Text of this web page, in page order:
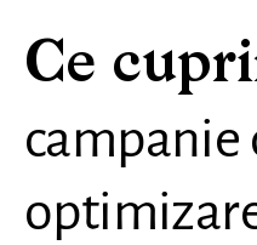
Ce
campanie